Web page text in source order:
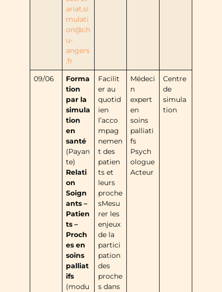
ariat.si
mulati
on@ch
u-
angers
.fr
09/06
Forma
tion
par la
simula
tion
en
santé
(Payan
te)
Relati
on
Soign
ants –
Patien
ts –
Proch
es en
soins
palliat
ifs
(modu
Facilit
er au
quotid
ien
l’acco
mpag
nemen
t des
patien
ts et
leurs
proche
sMesu
rer les
enjeux
de la
partici
pation
des
proche
s dans
Médeci
n
expert
en
soins
palliati
fs
Psych
ologue
Acteur
Centre
de
simula
tion